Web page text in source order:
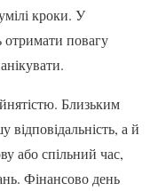
кроки. У
отримати повагу
Близьким
а й
або спільний час,
Фінансово день